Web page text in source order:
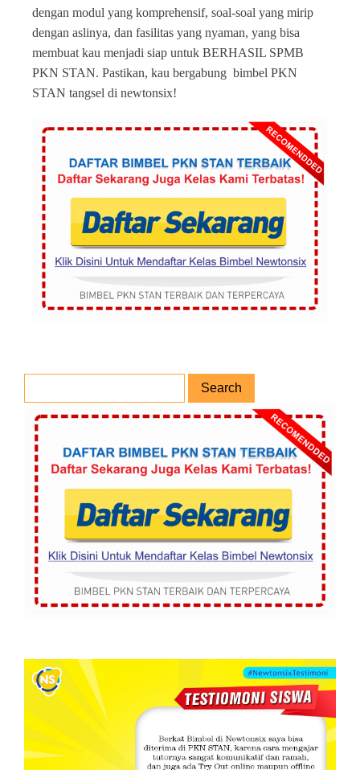
dengan modul yang komprehensif, soal-soal yang mirip
dengan aslinya, dan fasilitas yang nyaman, yang bisa
membuat kau menjadi siap untuk BERHASIL SPMB
PKN STAN. Pastikan, kau bergabung bimbel PKN
STAN tangsel di newtonsix!